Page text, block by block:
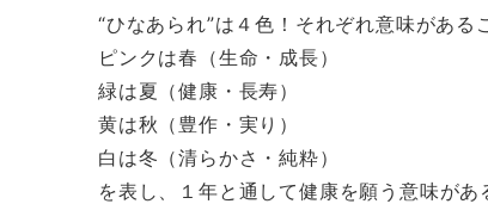
“ひなあられ”は４色！それぞれ意味がある
ピンクは春（生命・成長）
緑は夏（健康・長寿）
黄は秋（豊作・実り）
白は冬（清らかさ・純粋）
を表し、１年と通して健康を願う意味があ